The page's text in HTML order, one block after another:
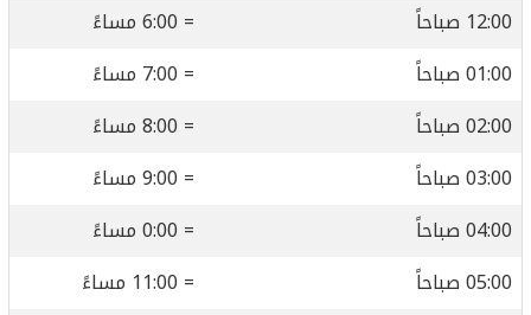
12:00 صباحاً
= 6:00 مساءً
01:00 صباحاً
= 7:00 مساءً
02:00 صباحاً
= 8:00 مساءً
03:00 صباحاً
= 9:00 مساءً
04:00 صباحاً
= 0:00 مساءً
05:00 صباحاً
= 11:00 مساءً